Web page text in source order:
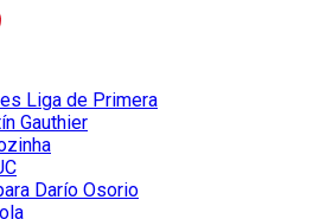
Liga de Primera
Gauthier
Darío Osorio